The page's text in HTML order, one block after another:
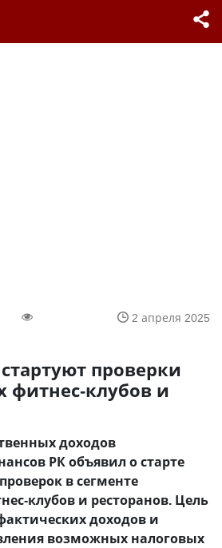
2 апреля 2025
проверки
фитнес-клубов и
доходов
РК объявил о старте
в сегменте
клубов и ресторанов. Цель
доходов и
возможных налоговых